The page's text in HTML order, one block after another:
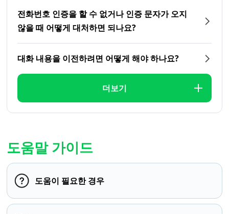
전화번호 인증을 할 수 없거나 인증 문자가 오지
않을 때 어떻게 대처하면 되나요?
대화 내용을 이전하려면 어떻게 해야 하나요?
더보기
도움말 가이드
도움이 필요한 경우